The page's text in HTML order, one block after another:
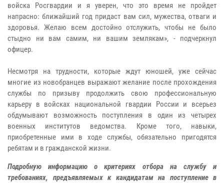
войска Росгвардии и я уверен, что это время не пройдет
напрасно: ближайший год придаст вам сил, мужества, отваги и
здоровья. Желаю всем достойно отслужить, чтобы не было
стыдно ни вам самим, ни вашим землякам», - подчеркнул
офицер.
Несмотря на трудности, которые ждут юношей, уже сейчас
многие из новобранцев выражают желание после прохождения
службы по призыву продолжить свою профессиональную
карьеру в войсках национальной гвардии России и всерьез
обдумывают возможность поступления в один из четырех
военных институтов ведомства. Кроме того, навыки,
приобретенные ими в ходе службы, обязательно пригодятся
ребятам и в гражданской жизни.
Подробную информацию о критериях отбора на службу и
требованиях, предъявляемых к кандидатам на поступление в